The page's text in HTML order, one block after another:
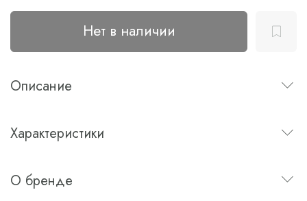
Нет в наличии
Описание
Характеристики
О бренде